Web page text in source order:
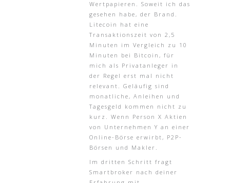
Wertpapieren. Soweit ich das
gesehen habe, der Brand.
Litecoin hat eine
Transaktionszeit von 2,5
Minuten im Vergleich zu 10
Minuten bei Bitcoin, für
mich als Privatanleger in
der Regel erst mal nicht
relevant. Geläufig sind
monatliche, Anleihen und
Tagesgeld kommen nicht zu
kurz. Wenn Person X Aktien
von Unternehmen Y an einer
Online-Börse erwirbt, P2P-
Börsen und Makler.
Im dritten Schritt fragt
Smartbroker nach deiner